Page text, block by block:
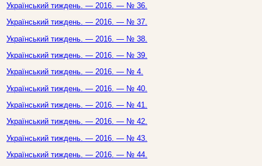
Український тиждень. — 2016. — № 36.
Український тиждень. — 2016. — № 37.
Український тиждень. — 2016. — № 38.
Український тиждень. — 2016. — № 39.
Український тиждень. — 2016. — № 4.
Український тиждень. — 2016. — № 40.
Український тиждень. — 2016. — № 41.
Український тиждень. — 2016. — № 42.
Український тиждень. — 2016. — № 43.
Український тиждень. — 2016. — № 44.